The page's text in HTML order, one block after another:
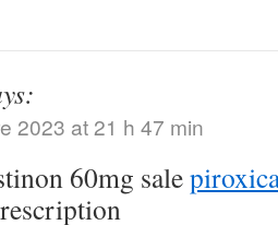
2023 at 21 h 47 min
60mg sale